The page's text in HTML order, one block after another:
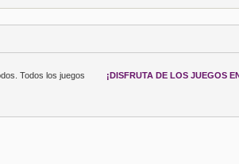
¡DISFRUTA DE LOS JUEGOS
Todos los juegos